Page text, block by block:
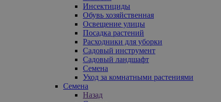
Инсектициды
Обувь хозяйственная
Освещение улицы
Посадка растений
Расходники для уборки
Садовый инструмент
Садовый ландшафт
Семена
Уход за комнатными растениями
Семена
Назад